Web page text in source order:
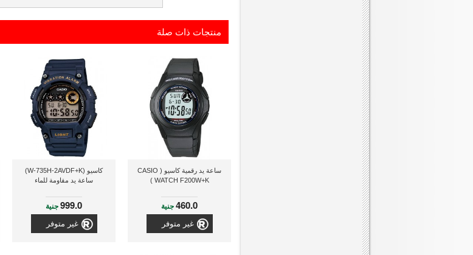
منتجات ذات صلة
ساعة يد رقمية كاسيو ( CASIO
WATCH F200W+K )
460.0جنية
غير متوفر
كاسيو (W-735H-2AVDF+K)
ساعة يد مقاومة للماء
999.0جنية
غير متوفر